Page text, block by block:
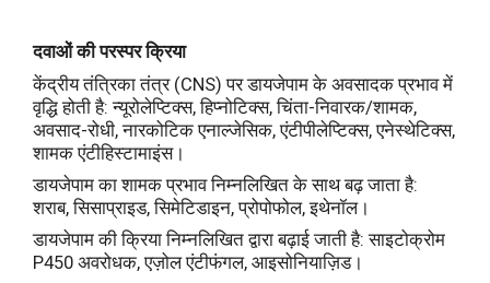
दवाओं की परस्पर क्रिया
केंद्रीय तंत्रिका तंत्र (CNS) पर डायजेपाम के अवसादक प्रभाव में
वृद्धि होती है: न्यूरोलेप्टिक्स, हिप्नोटिक्स, चिंता-निवारक/शामक,
अवसाद-रोधी, नारकोटिक एनाल्जेसिक, एंटीपीलेप्टिक्स, एनेस्थेटिक्स,
शामक एंटीहिस्टामाइंस।
डायजेपाम का शामक प्रभाव निम्नलिखित के साथ बढ़ जाता है:
शराब, सिसाप्राइड, सिमेटिडाइन, प्रोपोफोल, इथेनॉल।
डायजेपाम की क्रिया निम्नलिखित द्वारा बढ़ाई जाती है: साइटोक्रोम
P450 अवरोधक, एज़ोल एंटीफंगल, आइसोनियाज़िड।